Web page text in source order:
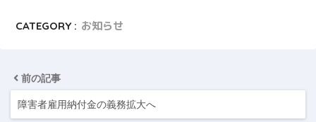
CATEGORY : お知らせ
前の記事
障害者雇用納付金の義務拡大へ